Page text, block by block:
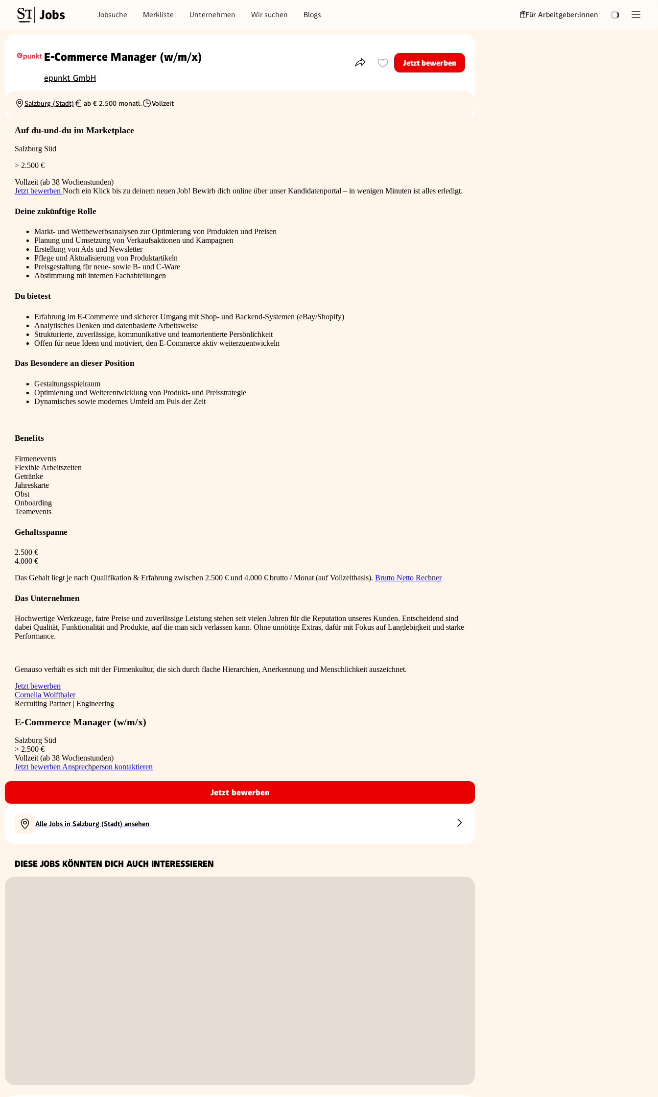
Jobs Jobsuche Merkliste Unternehmen Wir suchen Blogs Für Arbeitgeber:innen
E-Commerce Manager (w/m/x)
epunkt GmbH
Teile dieses InseratJetzt bewerben
Ortschaft
Salzburg (Stadt)
Gehalt
ab € 2.500 monatl.
Beschäftigungsart
Vollzeit
Auf du-und-du im Marketplace
Salzburg Süd
> 2.500 €
Vollzeit (ab 38 Wochenstunden)
Jetzt bewerben Noch ein Klick bis zu deinem neuen Job! Bewirb dich online über unser Kandidatenportal – in wenigen Minuten ist alles erledigt.
Deine zukünftige Rolle
Markt- und Wettbewerbsanalysen zur Optimierung von Produkten und Preisen
Planung und Umsetzung von Verkaufsaktionen und Kampagnen
Erstellung von Ads und Newsletter
Pflege und Aktualisierung von Produktartikeln
Preisgestaltung für neue- sowie B- und C-Ware
Abstimmung mit internen Fachabteilungen
Du bietest
Erfahrung im E-Commerce und sicherer Umgang mit Shop- und Backend-Systemen (eBay/Shopify)
Analytisches Denken und datenbasierte Arbeitsweise
Strukturierte, zuverlässige, kommunikative und teamorientierte Persönlichkeit
Offen für neue Ideen und motiviert, den E-Commerce aktiv weiterzuentwickeln
Das Besondere an dieser Position
Gestaltungsspielraum
Optimierung und Weiterentwicklung von Produkt- und Preisstrategie
Dynamisches sowie modernes Umfeld am Puls der Zeit
Benefits
Firmenevents
Flexible Arbeitszeiten
Getränke
Jahreskarte
Obst
Onboarding
Teamevents
Gehaltsspanne
2.500 €
4.000 €
Das Gehalt liegt je nach Qualifikation & Erfahrung zwischen 2.500 € und 4.000 € brutto / Monat (auf Vollzeitbasis). Brutto Netto Rechner
Das Unternehmen
Hochwertige Werkzeuge, faire Preise und zuverlässige Leistung stehen seit vielen Jahren für die Reputation unseres Kunden. Entscheidend sind
dabei Qualität, Funktionalität und Produkte, auf die man sich verlassen kann. Ohne unnötige Extras, dafür mit Fokus auf Langlebigkeit und starke
Performance.
Genauso verhält es sich mit der Firmenkultur, die sich durch flache Hierarchien, Anerkennung und Menschlichkeit auszeichnet.
Jetzt bewerben
Cornelia Wolfthaler
Recruiting Partner | Engineering
E-Commerce Manager (w/m/x)
Salzburg Süd
> 2.500 €
Vollzeit (ab 38 Wochenstunden)
Jetzt bewerben Ansprechperson kontaktieren
Jetzt bewerben
Alle Jobs in Salzburg (Stadt) ansehen
DIESE JOBS KÖNNTEN DICH AUCH INTERESSIEREN